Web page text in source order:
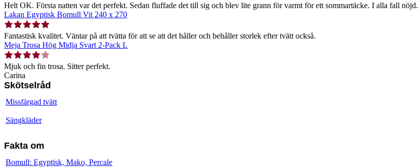
Helt OK. Första natten var det perfekt. Sedan fluffade det till sig och blev lite grann för varmt för ett sommartäcke. I alla fall nöjd.
Lakan Egyptisk Bomull Vit 240 x 270
Fantastisk kvalitet. Väntar på att tvätta för att se att det håller och behåller storlek efter tvätt också.
Meja Trosa Hög Midja Svart 2-Pack L
Mjuk och fin trosa. Sitter perfekt.
Carina
Skötselråd
Missfärgad tvätt
Sängkläder
Fakta om
Bomull: Egyptisk, Mako, Percale